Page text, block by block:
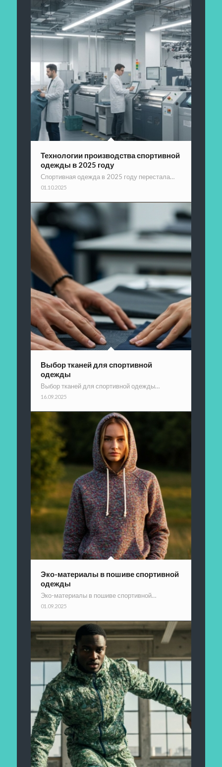
Технологии производства спортивной
одежды в 2025 году
Спортивная одежда в 2025 году перестала…
01.10.2025
Выбор тканей для спортивной
одежды
Выбор тканей для спортивной одежды…
16.09.2025
Эко-материалы в пошиве спортивной
одежды
Эко-материалы в пошиве спортивной…
01.09.2025